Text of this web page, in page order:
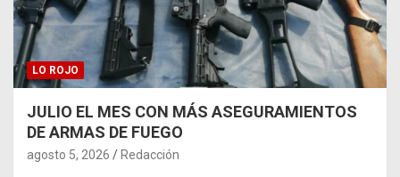
LO ROJO
JULIO EL MES CON MÁS ASEGURAMIENTOS
DE ARMAS DE FUEGO
agosto 5, 2026 Redacción